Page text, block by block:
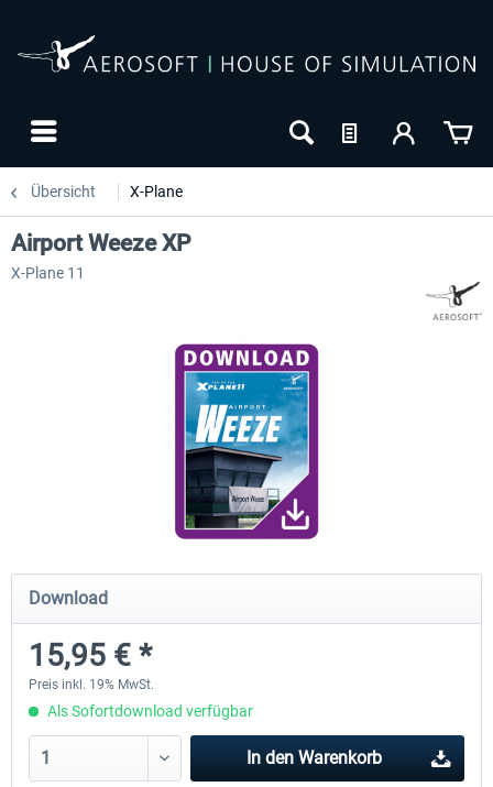
Übersicht X-Plane
Traffic Global for X-Plane 12/11
(Windows)
44,58 € *
X-Plane.org - King Air 350
Airport Weeze XP
X-Plane 11
Download
15,95 € *
Preis inkl. 19% MwSt.
Als Sofortdownload verfügbar
In den Warenkorb